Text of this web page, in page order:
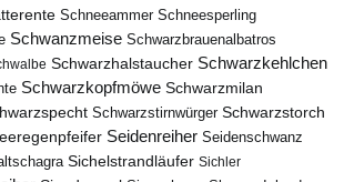
Schneeammer Schneesperling
Schwanzmeise Schwarzbrauenalbatros
Schwarzhalstaucher Schwarzkehlchen
Schwarzkopfmöwe Schwarzmilan
Schwarzstirnwürger Schwarzstorch
Seidenreiher Seidenschwanz
Sichelstrandläufer Sichler